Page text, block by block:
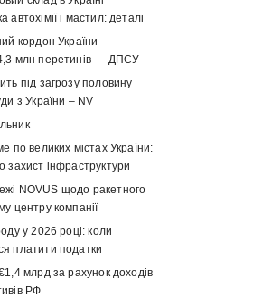
автохімії і мастил: деталі
кордон України
млн перетинів — ДПСУ
під загрозу половину
з України – NV
по великих містах України:
захист інфраструктури
NOVUS щодо ракетного
центру компанії
у 2026 році: коли
платити податки
млрд за рахунок доходів
РФ